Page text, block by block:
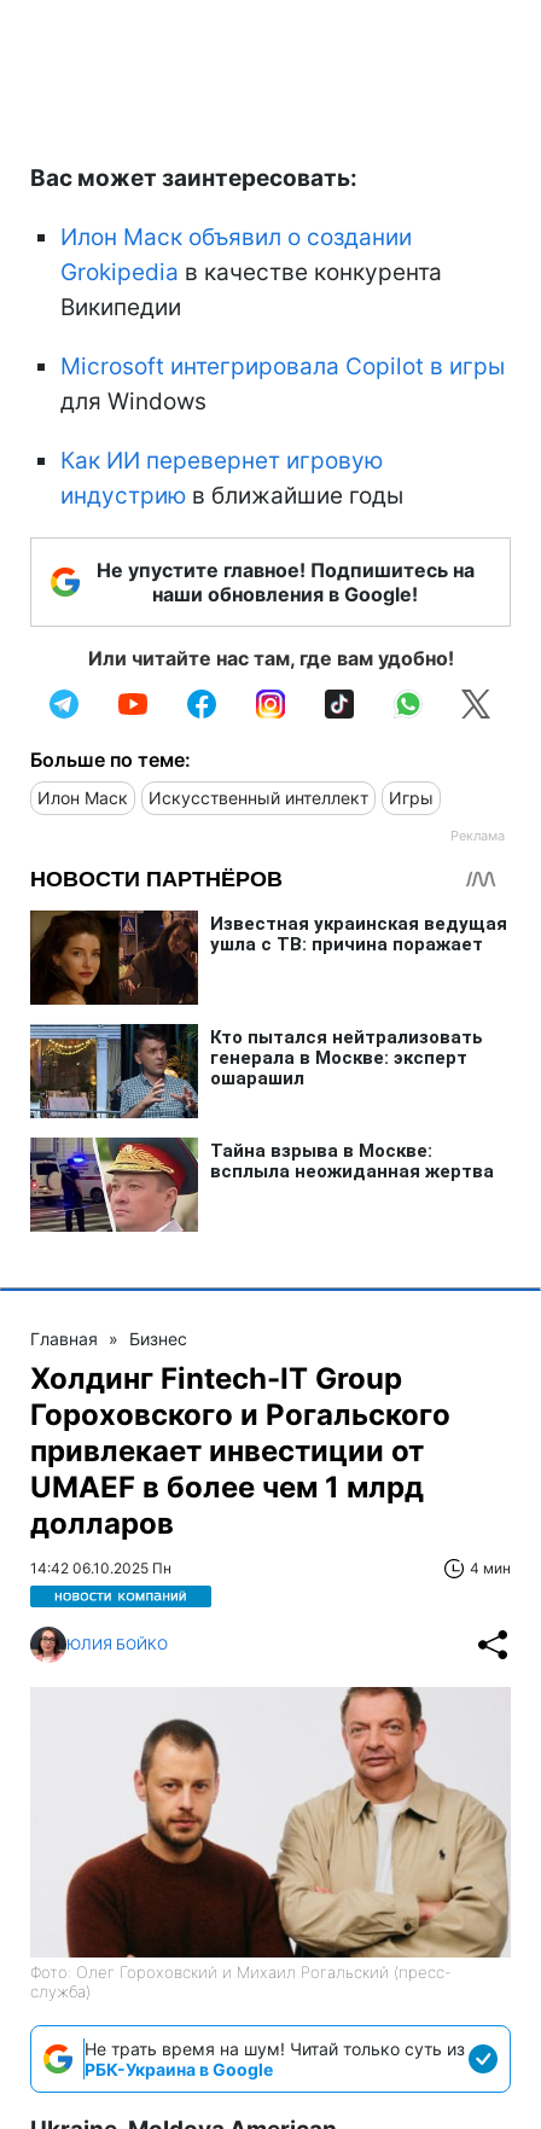
Вас может заинтересовать:
Илон Маск объявил о создании
Grokipedia в качестве конкурента
Википедии
Microsoft интегрировала Copilot в игры
для Windows
Как ИИ перевернет игровую
индустрию в ближайшие годы
Не упустите главное! Подпишитесь на
наши обновления в Google!
Или читайте нас там, где вам удобно!
Больше по теме:
Илон Маск Искусственный интеллект Игры
Главная » Бизнес
Холдинг Fintech-IT Group
Гороховского и Рогальского
привлекает инвестиции от
UMAEF в более чем 1 млрд
долларов
14:42 06.10.2025 Пн 4 мин
ЮЛИЯ БОЙКО
Фото: Олег Гороховский и Михаил Рогальский (пресс-
служба)
Не трать время на шум! Читай только суть из
РБК-Украина в Google